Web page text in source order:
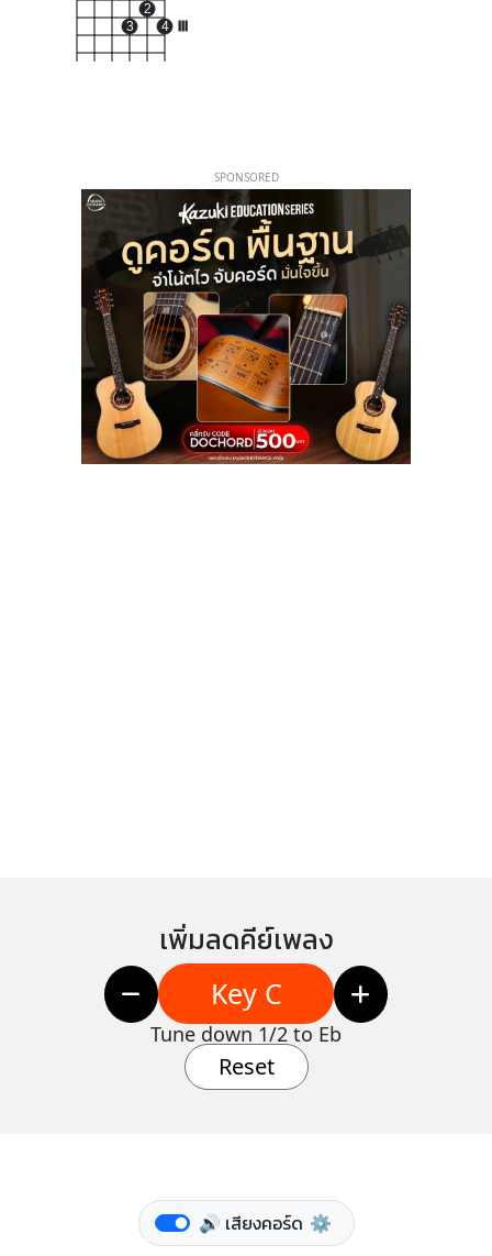
3
2
4
SPONSORED
เพิ่มลดคีย์เพลง
Key C
Tune down 1/2 to Eb
Reset
🔊 เสียงคอร์ด ⚙️